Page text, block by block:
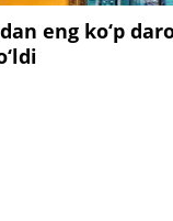
eng ko‘p